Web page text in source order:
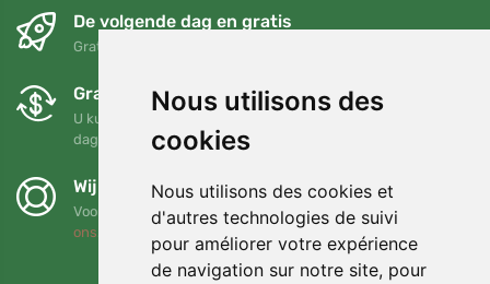
Nous utilisons des
cookies
Nous utilisons des cookies et
d'autres technologies de suivi
pour améliorer votre expérience
de navigation sur notre site, pour
De volgende dag en gratis
Gratis verzending voor bestellingen boven 95 EUR
Gratis ruilen en retourneren
U kunt uw bestelling op elk gewenst moment binnen 90
dagen retourneren of ruilen
Wij steunen Trees.org
Voor elke bestelling planten we een boom! Lees meer
ons